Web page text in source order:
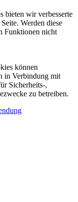
bieten wir verbesserte
Werden diese
Funktionen nicht
können
in Verbindung mit
Sicherheits-,
zu betreiben.